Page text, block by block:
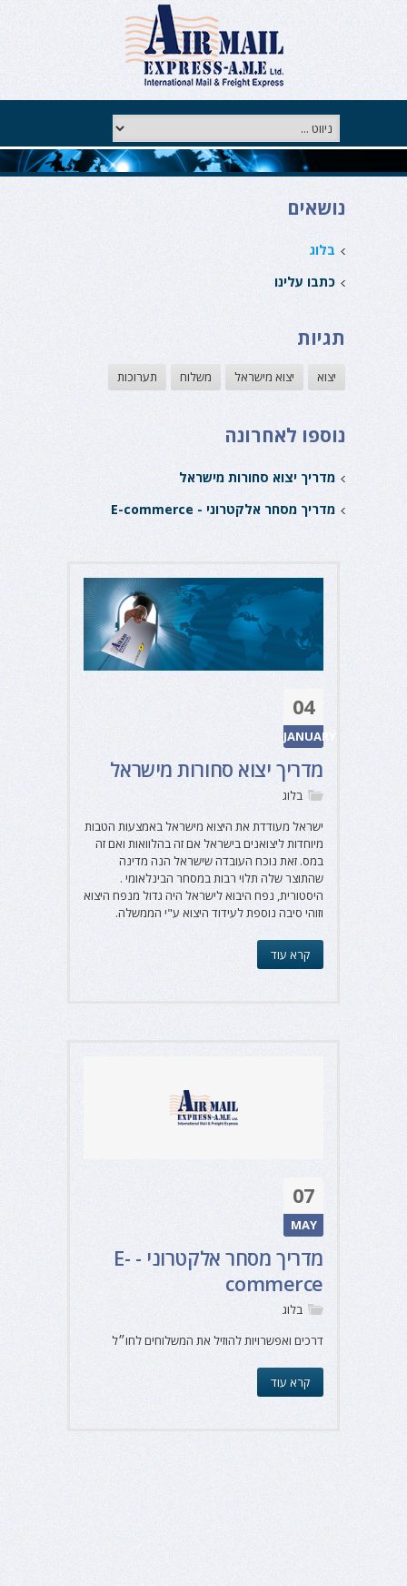
נושאים
בלוג
כתבו עלינו
תגיות
יצוא יצוא מישראל משלוח תערוכות
נוספו לאחרונה
מדריך יצוא סחורות מישראל
מדריך מסחר אלקטרוני - E-commerce
04
JANUARY
מדריך יצוא סחורות מישראל
בלוג
ישראל מעודדת את היצוא מישראל באמצעות הטבות
מיוחדות ליצואנים בישראל אם זה בהלוואות ואם זה
במס. זאת נוכח העובדה שישראל הנה מדינה
שהתוצר שלה תלוי רבות במסחר הבינלאומי .
היסטורית, נפח היבוא לישראל היה גדול מנפח היצוא
וזוהי סיבה נוספת לעידוד היצוא ע"י הממשלה.
קרא עוד
07
MAY
מדריך מסחר אלקטרוני - E-
commerce
בלוג
דרכים ואפשרויות להוזיל את המשלוחים לחו״ל
קרא עוד